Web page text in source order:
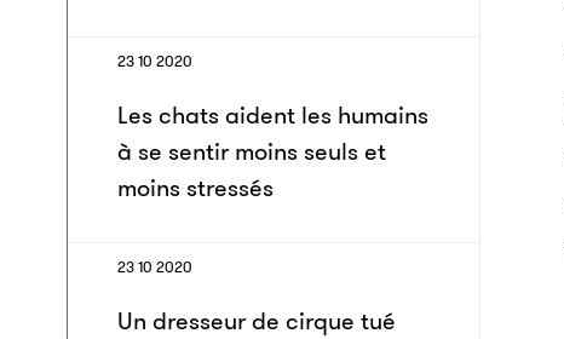
23 10 2020
Les chats aident les humains
à se sentir moins seuls et
moins stressés
23 10 2020
Un dresseur de cirque tué